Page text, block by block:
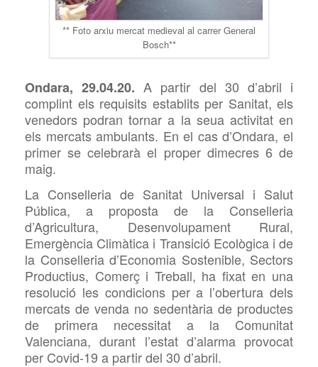
** Foto arxiu mercat medieval al carrer General
Bosch**
Ondara, 29.04.20. A partir del 30 d’abril i
complint els requisits establits per Sanitat, els
venedors podran tornar a la seua activitat en
els mercats ambulants. En el cas d’Ondara, el
primer se celebrarà el proper dimecres 6 de
maig.
La Conselleria de Sanitat Universal i Salut
Pública, a proposta de la Conselleria
d’Agricultura, Desenvolupament Rural,
Emergència Climàtica i Transició Ecològica i de
la Conselleria d’Economia Sostenible, Sectors
Productius, Comerç i Treball, ha fixat en una
resolució les condicions per a l’obertura dels
mercats de venda no sedentària de productes
de primera necessitat a la Comunitat
Valenciana, durant l’estat d’alarma provocat
per Covid-19 a partir del 30 d’abril.